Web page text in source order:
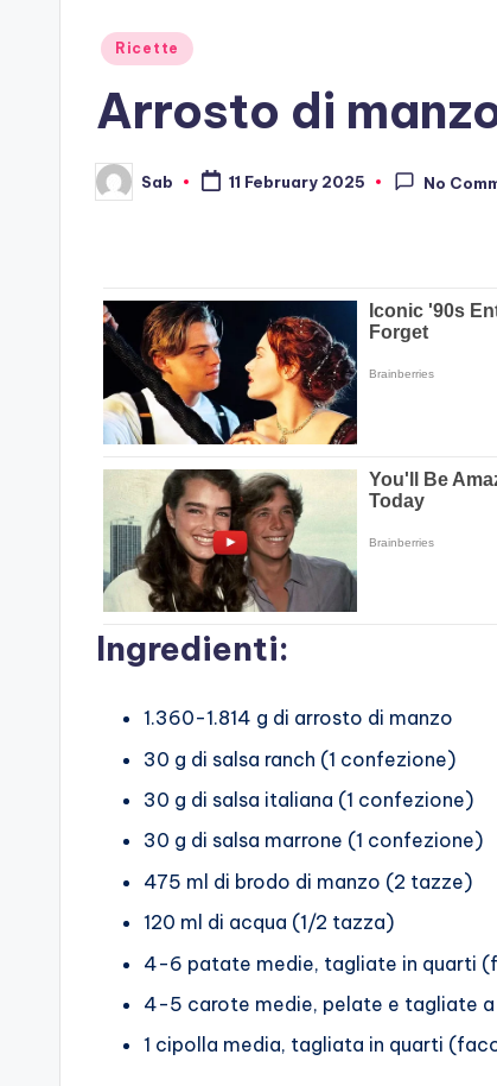
Posted
Ricette
Arrosto di
Posted
by
Sab 11 February 2025 No
Ingredienti:
1.360-1.814 g di arrosto di manzo
30 g di salsa ranch (1 confezione)
30 g di salsa italiana (1 confezione)
30 g di salsa marrone (1 confezione)
475 ml di brodo di manzo (2 tazze)
120 ml di acqua (1/2 tazza)
4-6 patate medie, tagliate in quarti
4-5 carote medie, pelate e tagliate
1 cipolla media, tagliata in quarti